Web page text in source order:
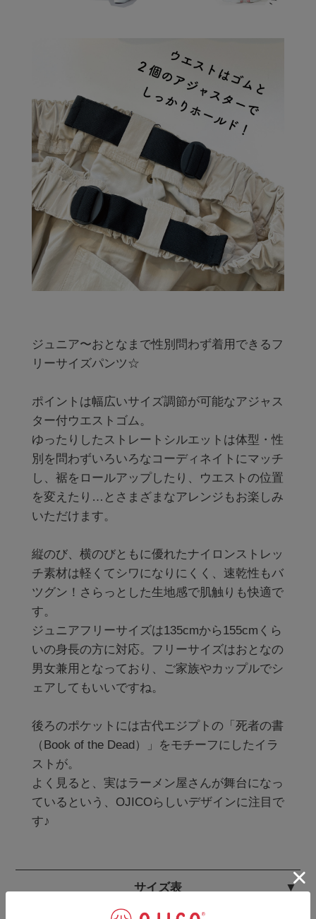
ジュニア〜おとなまで性別問わず着用できるフ
リーサイズパンツ☆
ポイントは幅広いサイズ調節が可能なアジャス
ター付ウエストゴム。
ゆったりしたストレートシルエットは体型・性
別を問わずいろいろなコーディネイトにマッチ
し、裾をロールアップしたり、ウエストの位置
を変えたり…とさまざまなアレンジもお楽しみ
いただけます。
縦のび、横のびともに優れたナイロンストレッ
チ素材は軽くてシワになりにくく、速乾性もバ
ツグン！さらっとした生地感で肌触りも快適で
す。
ジュニアフリーサイズは135cmから155cmくら
いの身長の方に対応。フリーサイズはおとなの
男女兼用となっており、ご家族やカップルでシ
ェアしてもいいですね。
後ろのポケットには古代エジプトの「死者の書
（Book of the Dead）」をモチーフにしたイラ
ストが。
よく見ると、実はラーメン屋さんが舞台になっ
ているという、OJICOらしいデザインに注目で
す♪
サイズ表